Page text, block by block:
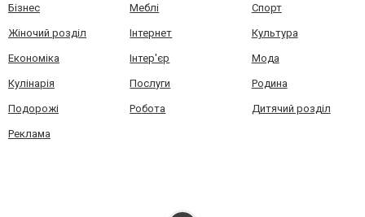
Бізнес Меблі Спорт
Жіночий розділ Інтернет Культура
Економіка Інтер'єр Мода
Кулінарія Послуги Родина
Подорожі Робота Дитячий розділ
Реклама